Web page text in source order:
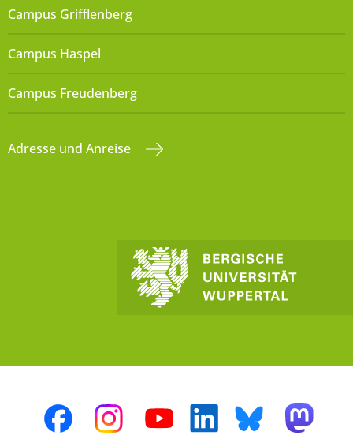
Campus Grifflenberg
Campus Haspel
Campus Freudenberg
Adresse und Anreise